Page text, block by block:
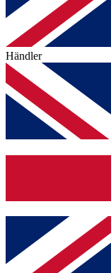
Händler